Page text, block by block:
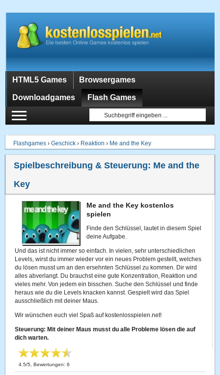
HTML5 Games Browsergames
Downloadgames Flash Games
Flashgames ›Geschick › Reaktion › Me and the Key
Spielbeschreibung & Steuerung: Me and the
Key
Me and the Key kostenlos
spielen
Finde den Schlüssel, lautet in diesem Spiel
deine Aufgabe.
Und das ist nicht immer so einfach. In vielen, sehr unterschiedlichen
Levels, wirst du immer wieder vor ein neues Problem gestellt, welches
du lösen musst um an den ersehnten Schlüssel zu kommen. Dir wird
alles abverlangt. Du brauchst eine gute Konzentration, Reaktion und
vieles mehr. Von jedem ein bisschen. Suche den Schlüssel und finde
heraus wie du die Levels knacken kannst. Gespielt wird das Spiel
ausschließlich mit deiner Maus.
Wir wünschen euch viel Spaß auf kostenlosspielen.net!
Steuerung: Mit deiner Maus musst du alle Probleme lösen die auf
dich warten.
4.5/5 , Bewertungen:6